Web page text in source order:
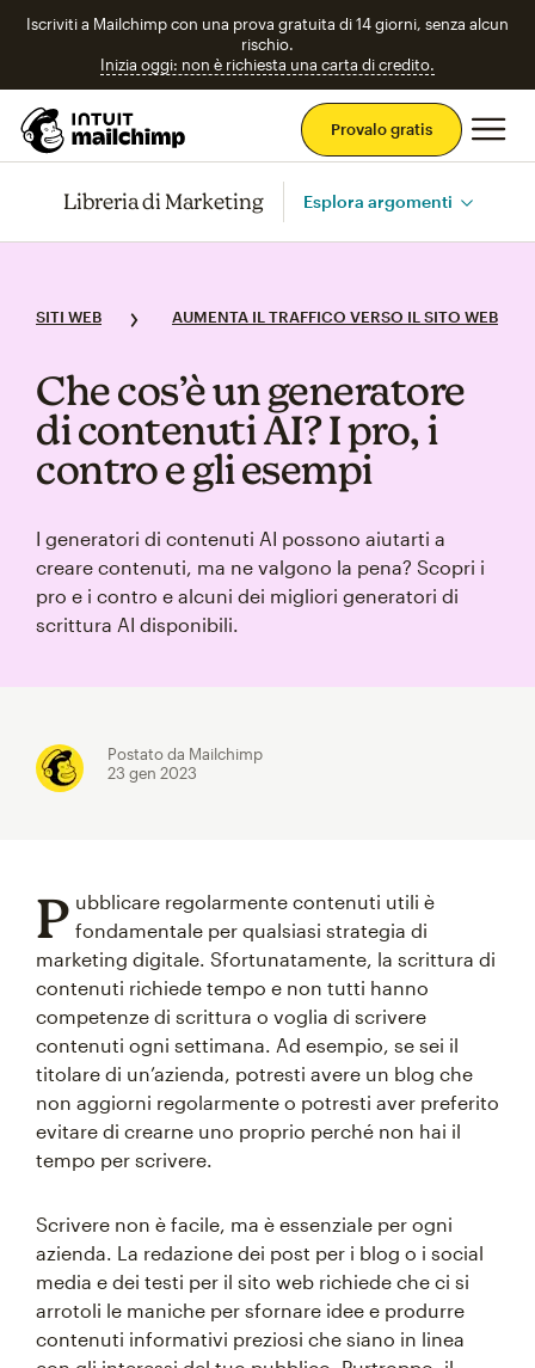
Iscriviti a Mailchimp con una prova gratuita di 14 giorni, senza alcun
rischio.
Inizia oggi: non è richiesta una carta di credito.
Provalo gratis
Libreria di Marketing Esplora argomenti
SITI WEB AUMENTA IL TRAFFICO VERSO IL SITO WEB
Che cos’è un generatore
di contenuti AI? I pro, i
contro e gli esempi
I generatori di contenuti AI possono aiutarti a
creare contenuti, ma ne valgono la pena? Scopri i
pro e i contro e alcuni dei migliori generatori di
scrittura AI disponibili.
Postato da Mailchimp
23 gen 2023
P ubblicare regolarmente contenuti utili è
fondamentale per qualsiasi strategia di
marketing digitale. Sfortunatamente, la scrittura di
contenuti richiede tempo e non tutti hanno
competenze di scrittura o voglia di scrivere
contenuti ogni settimana. Ad esempio, se sei il
titolare di un’azienda, potresti avere un blog che
non aggiorni regolarmente o potresti aver preferito
evitare di crearne uno proprio perché non hai il
tempo per scrivere.
Scrivere non è facile, ma è essenziale per ogni
azienda. La redazione dei post per i blog o i social
media e dei testi per il sito web richiede che ci si
arrotoli le maniche per sfornare idee e produrre
contenuti informativi preziosi che siano in linea